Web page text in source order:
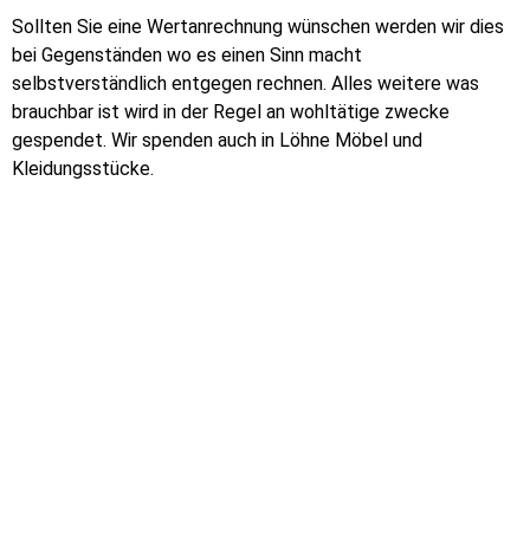
Sollten Sie eine Wertanrechnung wünschen werden wir dies
bei Gegenständen wo es einen Sinn macht
selbstverständlich entgegen rechnen. Alles weitere was
brauchbar ist wird in der Regel an wohltätige zwecke
gespendet. Wir spenden auch in Löhne Möbel und
Kleidungsstücke.